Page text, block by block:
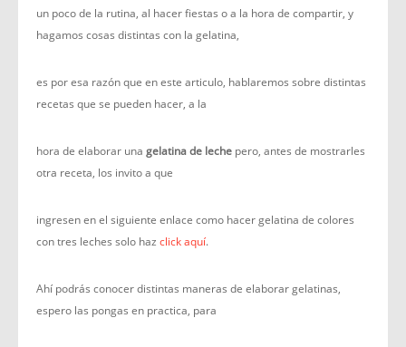
un poco de la rutina, al hacer fiestas o a la hora de compartir, y
hagamos cosas distintas con la gelatina,
es por esa razón que en este articulo, hablaremos sobre distintas
recetas que se pueden hacer, a la
hora de elaborar una gelatina de leche pero, antes de mostrarles
otra receta, los invito a que
ingresen en el siguiente enlace como hacer gelatina de colores
con tres leches solo haz click aquí.
Ahí podrás conocer distintas maneras de elaborar gelatinas,
espero las pongas en practica, para